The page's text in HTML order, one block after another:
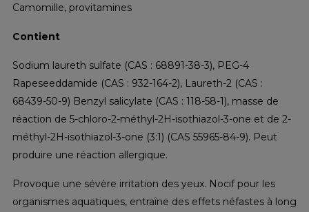
Camomille, provitamines
Contient
Sodium laureth sulfate (CAS : 68891-38-3), PEG-4
Rapeseeddamide (CAS : 932-164-2), Laureth-2 (CAS :
68439-50-9) Benzyl salicylate (CAS : 118-58-1), masse de
réaction de 5-chloro-2-méthyl-2H-isothiazol-3-one et de 2-
méthyl-2H-isothiazol-3-one (3:1) (CAS 55965-84-9). Peut
produire une réaction allergique.
Provoque une sévère irritation des yeux. Nocif pour les
organismes aquatiques, entraîne des effets néfastes à long